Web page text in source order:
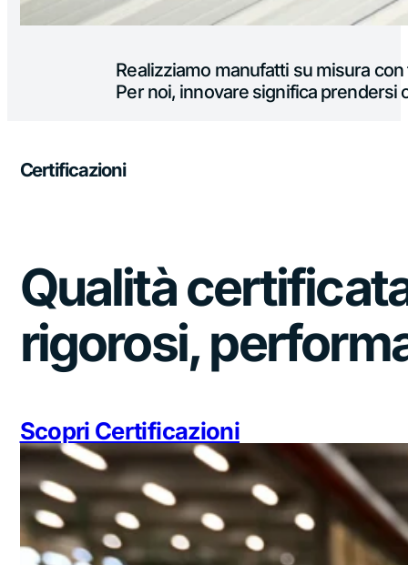
Tassalini
Tradizione meccanica,
Realizziamo manufatti su misura
Per noi, innovare significa prendersi
Certificazioni
Qualità
rigorosi,
Scopri Certificazioni